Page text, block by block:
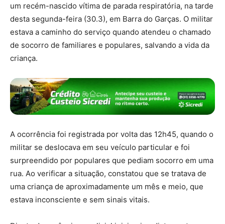
um recém-nascido vítima de parada respiratória, na tarde
desta segunda-feira (30.3), em Barra do Garças. O militar
estava a caminho do serviço quando atendeu o chamado
de socorro de familiares e populares, salvando a vida da
criança.
A ocorrência foi registrada por volta das 12h45, quando o
militar se deslocava em seu veículo particular e foi
surpreendido por populares que pediam socorro em uma
rua. Ao verificar a situação, constatou que se tratava de
uma criança de aproximadamente um mês e meio, que
estava inconsciente e sem sinais vitais.